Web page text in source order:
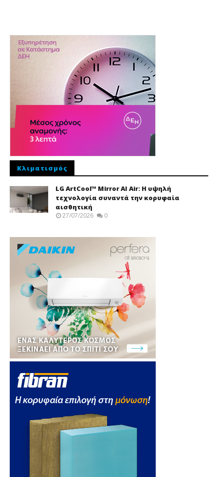
Κλιματισμός
LG ArtCool™ Mirror AI Air: Η υψηλή
τεχνολογία συναντά την κορυφαία
αισθητική
27/07/2026 0